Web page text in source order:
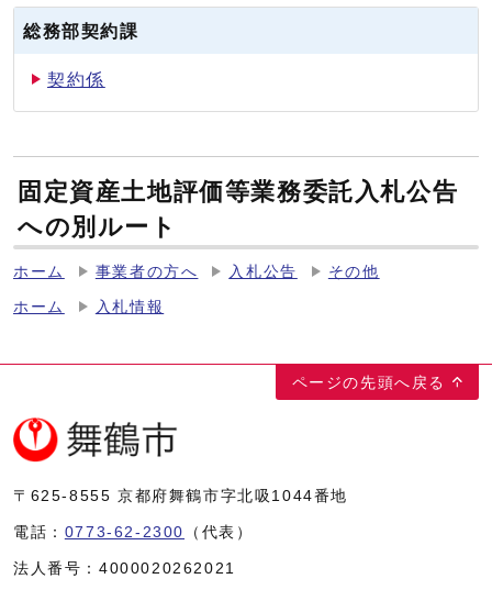
総務部契約課
契約係
固定資産土地評価等業務委託入札公告
への別ルート
ホーム 事業者の方へ 入札公告 その他
ホーム 入札情報
ページの先頭へ戻る
〒625-8555 京都府舞鶴市字北吸1044番地
電話： 0773-62-2300 （代表）
法人番号： 4000020262021